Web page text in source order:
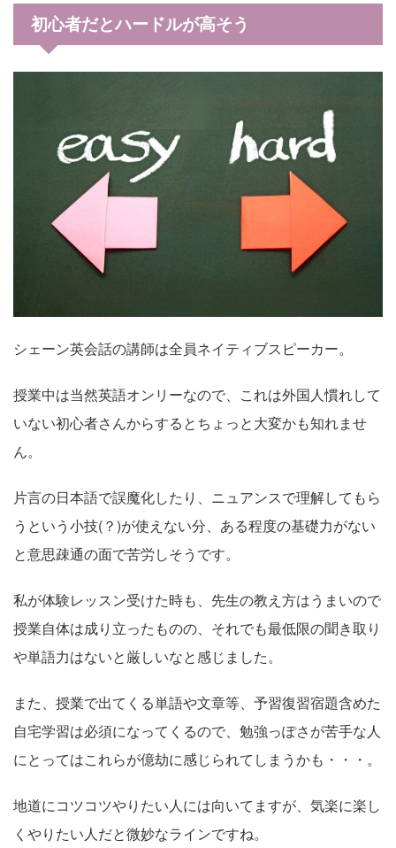
初心者だとハードルが高そう
シェーン英会話の講師は全員ネイティブスピーカー。
授業中は当然英語オンリーなので、これは外国人慣れして
いない初心者さんからするとちょっと大変かも知れませ
ん。
片言の日本語で誤魔化したり、ニュアンスで理解してもら
うという小技(？)が使えない分、ある程度の基礎力がない
と意思疎通の面で苦労しそうです。
私が体験レッスン受けた時も、先生の教え方はうまいので
授業自体は成り立ったものの、それでも最低限の聞き取り
や単語力はないと厳しいなと感じました。
また、授業で出てくる単語や文章等、予習復習宿題含めた
自宅学習は必須になってくるので、勉強っぽさが苦手な人
にとってはこれらが億劫に感じられてしまうかも・・・。
地道にコツコツやりたい人には向いてますが、気楽に楽し
くやりたい人だと微妙なラインですね。